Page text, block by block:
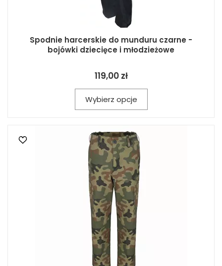
Spodnie harcerskie do munduru czarne -
bojówki dziecięce i młodzieżowe
119,00 zł
Wybierz opcje